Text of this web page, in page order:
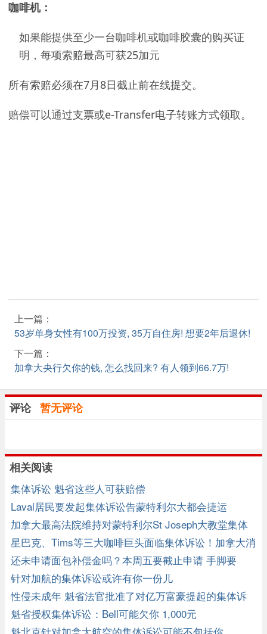
咖啡机：
如果能提供至少一台咖啡机或咖啡胶囊的购买证
明，每项索赔最高可获25加元
所有索赔必须在7月8日截止前在线提交。
赔偿可以通过支票或e-Transfer电子转账方式领取。
上一篇：
53岁单身女性有100万投资, 35万自住房! 想要2年后退休!
下一篇：
加拿大央行欠你的钱, 怎么找回来? 有人领到66.7万!
评论 暂无评论
相关阅读
集体诉讼 魁省这些人可获赔偿
Laval居民要发起集体诉讼告蒙特利尔大都会捷运
加拿大最高法院维持对蒙特利尔St Joseph大教堂集体
诉讼的判决 ...
星巴克、Tims等三大咖啡巨头面临集体诉讼！加拿大消
费者将获赔 ...
还未申请面包补偿金吗？本周五要截止申请 手脚要
快！
针对加航的集体诉讼或许有你一份儿
性侵未成年 魁省法官批准了对亿万富豪提起的集体诉
讼
魁省授权集体诉讼：Bell可能欠你 1,000元